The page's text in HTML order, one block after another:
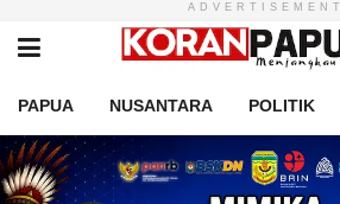
ADVERTISEMENT
PAPUA NUSANTARA POLITIK